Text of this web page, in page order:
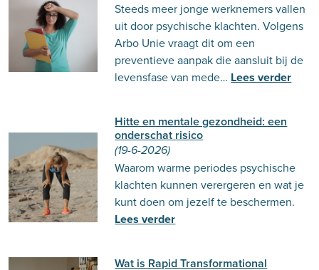
Steeds meer jonge werknemers vallen
uit door psychische klachten. Volgens
Arbo Unie vraagt dit om een
preventieve aanpak die aansluit bij de
levensfase van mede… Lees verder
Hitte en mentale gezondheid: een
onderschat risico
(19-6-2026)
Waarom warme periodes psychische
klachten kunnen verergeren en wat je
kunt doen om jezelf te beschermen.
Lees verder
Wat is Rapid Transformational